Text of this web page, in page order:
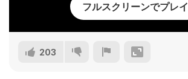
フルスクリーンでプレイ
203